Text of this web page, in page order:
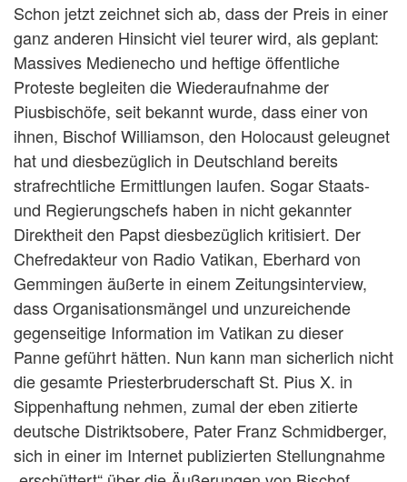
Schon jetzt zeichnet sich ab, dass der Preis in einer
ganz anderen Hinsicht viel teurer wird, als geplant:
Massives Medienecho und heftige öffentliche
Proteste begleiten die Wiederaufnahme der
Piusbischöfe, seit bekannt wurde, dass einer von
ihnen, Bischof Williamson, den Holocaust geleugnet
hat und diesbezüglich in Deutschland bereits
strafrechtliche Ermittlungen laufen. Sogar Staats-
und Regierungschefs haben in nicht gekannter
Direktheit den Papst diesbezüglich kritisiert. Der
Chefredakteur von Radio Vatikan, Eberhard von
Gemmingen äußerte in einem Zeitungsinterview,
dass Organisationsmängel und unzureichende
gegenseitige Information im Vatikan zu dieser
Panne geführt hätten. Nun kann man sicherlich nicht
die gesamte Priesterbruderschaft St. Pius X. in
Sippenhaftung nehmen, zumal der eben zitierte
deutsche Distriktsobere, Pater Franz Schmidberger,
sich in einer im Internet publizierten Stellungnahme